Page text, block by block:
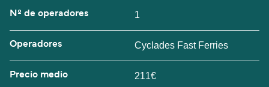
Nº de operadores 1
Operadores Cyclades Fast Ferries
Precio medio 211€